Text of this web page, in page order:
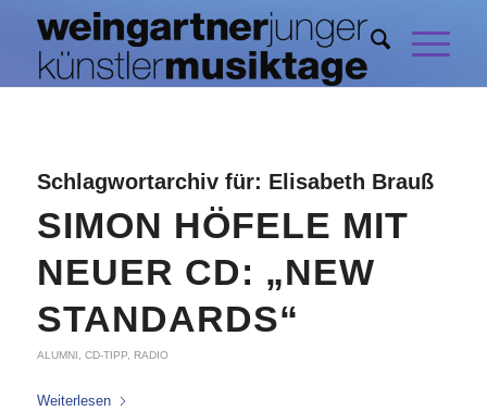
Schlagwortarchiv für: Elisabeth Brauß
SIMON HÖFELE MIT
NEUER CD: „NEW
STANDARDS“
ALUMNI CD-TIPP, RADIO
Weiterlesen